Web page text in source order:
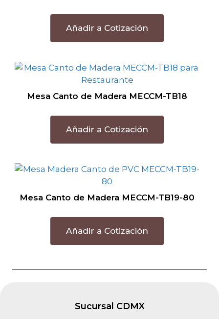
Añadir a Cotización
Mesa Canto de Madera MECCM-TB18
Añadir a Cotización
Mesa Canto de Madera MECCM-TB19-80
Añadir a Cotización
Sucursal CDMX